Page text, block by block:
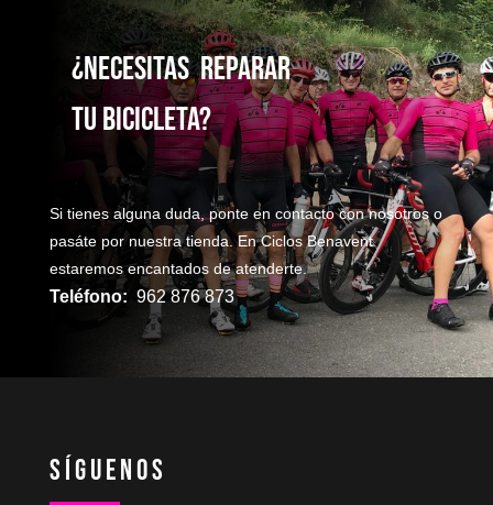
¿NecesitaS reparaR
TU bicicleta?
Si tienes alguna duda, ponte en contacto con nosotros o
pasáte por nuestra tienda. En Ciclos Benavent
estaremos encantados de atenderte.
Teléfono: 962 876 873
Síguenos